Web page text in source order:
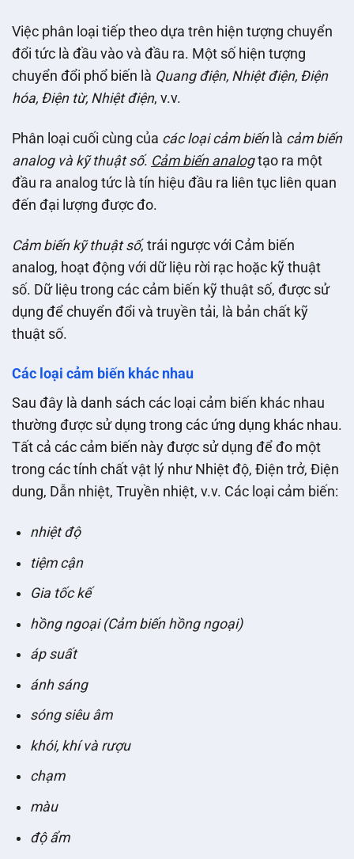
Việc phân loại tiếp theo dựa trên hiện tượng chuyển
đổi tức là đầu vào và đầu ra. Một số hiện tượng
chuyển đổi phổ biến là Quang điện, Nhiệt điện, Điện
hóa, Điện từ, Nhiệt điện, v.v.
Phân loại cuối cùng của các loại cảm biếnlà cảm biến
analog và kỹ thuật số. Cảm biến analogtạo ra một
đầu ra analog tức là tín hiệu đầu ra liên tục liên quan
đến đại lượng được đo.
Cảm biến kỹ thuật số, trái ngược với Cảm biến
analog, hoạt động với dữ liệu rời rạc hoặc kỹ thuật
số. Dữ liệu trong các cảm biến kỹ thuật số, được sử
dụng để chuyển đổi và truyền tải, là bản chất kỹ
thuật số.
Các loại cảm biến khác nhau
Sau đây là danh sách các loại cảm biến khác nhau
thường được sử dụng trong các ứng dụng khác nhau.
Tất cả các cảm biến này được sử dụng để đo một
trong các tính chất vật lý như Nhiệt độ, Điện trở, Điện
dung, Dẫn nhiệt, Truyền nhiệt, v.v. Các loại cảm biến:
nhiệt độ
tiệm cận
Gia tốc kế
hồng ngoại (Cảm biến hồng ngoại)
áp suất
ánh sáng
sóng siêu âm
khói, khí và rượu
chạm
màu
độ ẩm